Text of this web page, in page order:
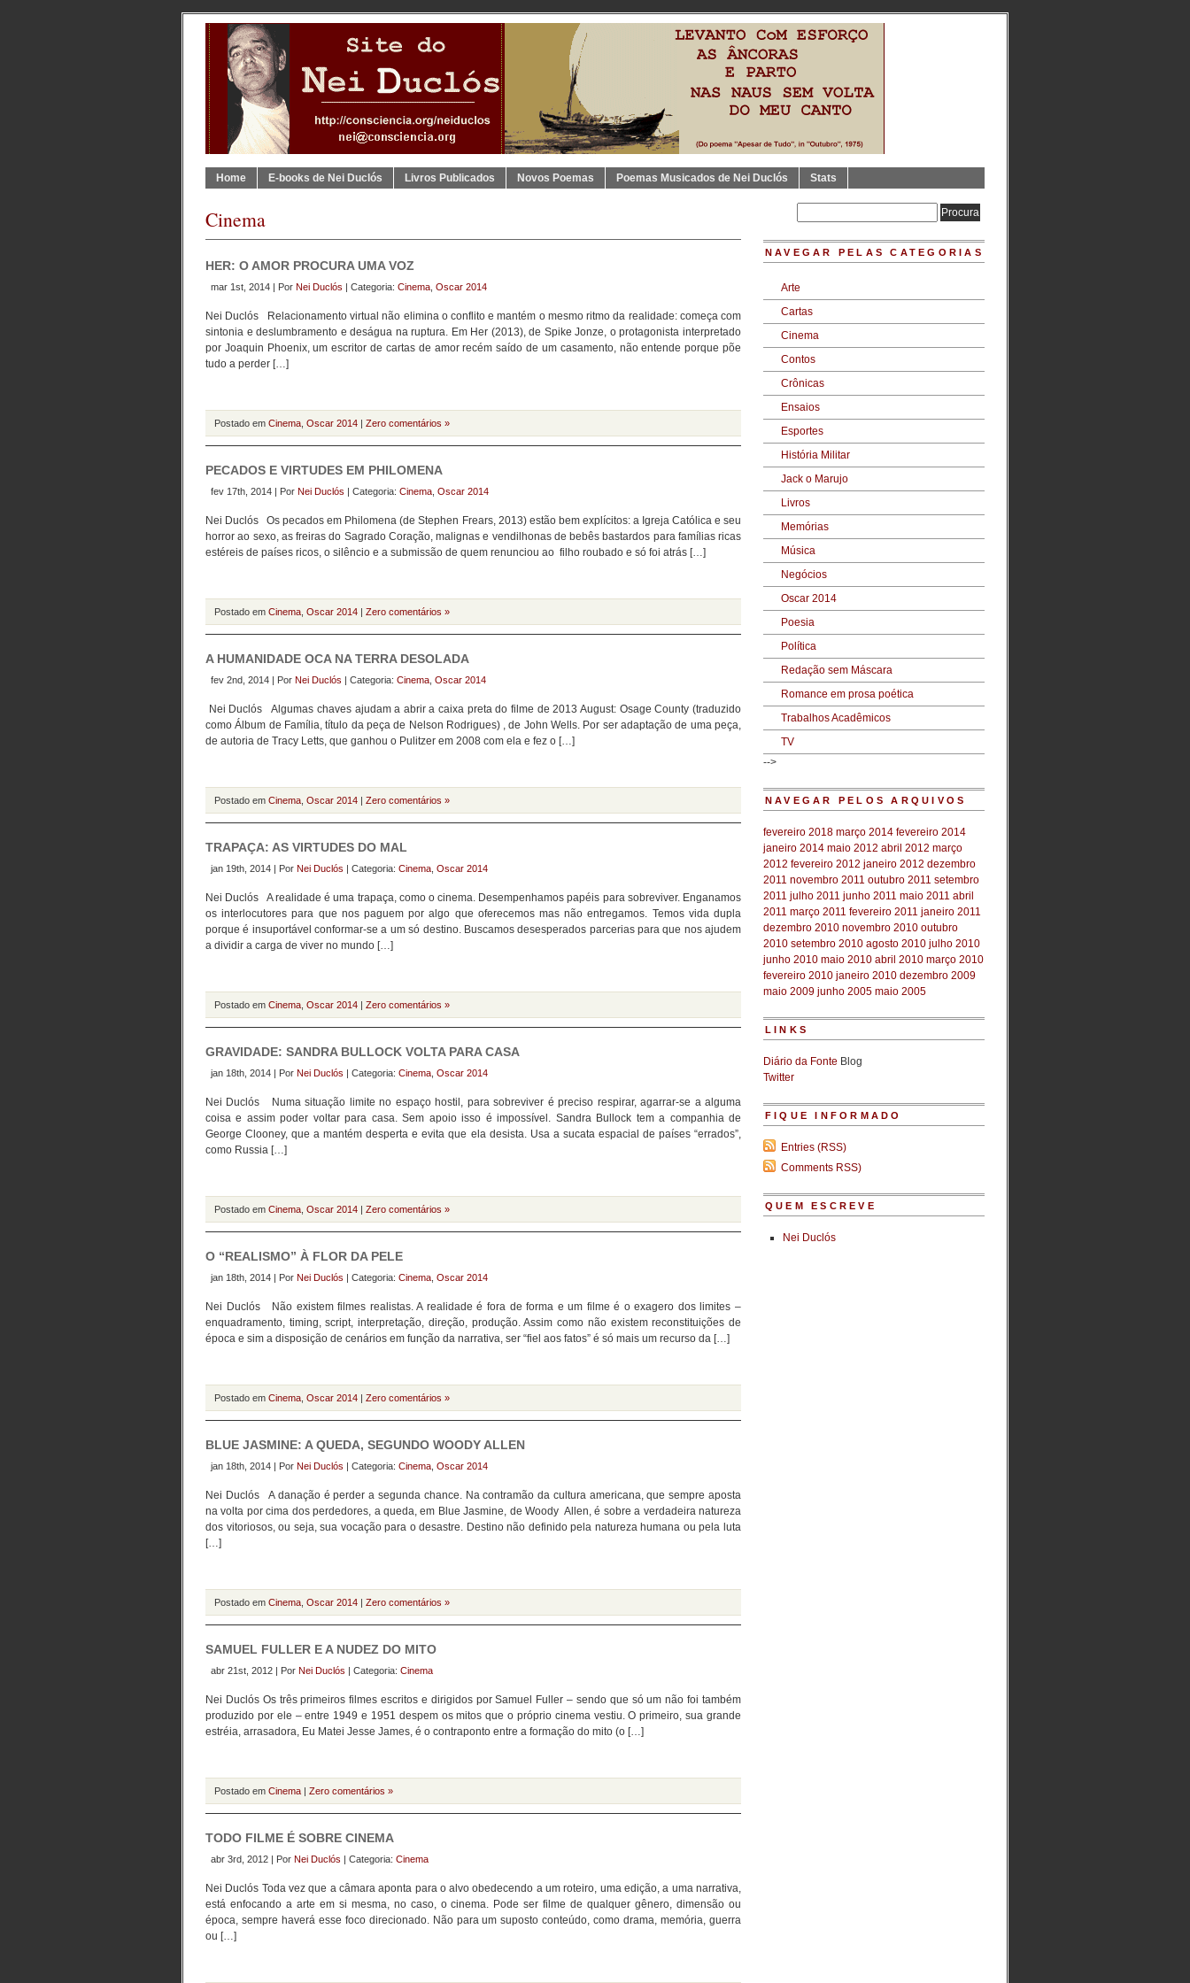
Home E-books de Nei Duclós Livros Publicados Novos Poemas Poemas Musicados de Nei Duclós Stats
Cinema
HER: O AMOR PROCURA UMA VOZ
mar 1st, 2014 | Por Nei Duclós | Categoria: Cinema Oscar 2014
Nei Duclós Relacionamento virtual não elimina o conflito e mantém o mesmo ritmo da realidade: começa com
sintonia e deslumbramento e deságua na ruptura. Em Her (2013), de Spike Jonze, o protagonista interpretado
por Joaquin Phoenix, um escritor de cartas de amor recém saído de um casamento, não entende porque põe
tudo a perder […]
Postado em Cinema Oscar 2014 | Zero comentários »
PECADOS E VIRTUDES EM PHILOMENA
fev 17th, 2014 | Por Nei Duclós | Categoria: Cinema Oscar 2014
Nei Duclós Os pecados em Philomena (de Stephen Frears, 2013) estão bem explícitos: a Igreja Católica e seu
horror ao sexo, as freiras do Sagrado Coração, malignas e vendilhonas de bebês bastardos para famílias ricas
estéreis de países ricos, o silêncio e a submissão de quem renunciou ao filho roubado e só foi atrás […]
Postado em Cinema Oscar 2014 | Zero comentários »
A HUMANIDADE OCA NA TERRA DESOLADA
fev 2nd, 2014 | Por Nei Duclós | Categoria: Cinema Oscar 2014
Nei Duclós Algumas chaves ajudam a abrir a caixa preta do filme de 2013 August: Osage County (traduzido
como Álbum de Família, título da peça de Nelson Rodrigues) , de John Wells. Por ser adaptação de uma peça,
de autoria de Tracy Letts, que ganhou o Pulitzer em 2008 com ela e fez o […]
Postado em Cinema Oscar 2014 | Zero comentários »
TRAPAÇA: AS VIRTUDES DO MAL
jan 19th, 2014 | Por Nei Duclós | Categoria: Cinema Oscar 2014
Nei Duclós A realidade é uma trapaça, como o cinema. Desempenhamos papéis para sobreviver. Enganamos
os interlocutores para que nos paguem por algo que oferecemos mas não entregamos. Temos vida dupla
porque é insuportável conformar-se a um só destino. Buscamos desesperados parcerias para que nos ajudem
a dividir a carga de viver no mundo […]
Postado em Cinema Oscar 2014 | Zero comentários »
GRAVIDADE: SANDRA BULLOCK VOLTA PARA CASA
jan 18th, 2014 | Por Nei Duclós | Categoria: Cinema Oscar 2014
Nei Duclós Numa situação limite no espaço hostil, para sobreviver é preciso respirar, agarrar-se a alguma
coisa e assim poder voltar para casa. Sem apoio isso é impossível. Sandra Bullock tem a companhia de
George Clooney, que a mantém desperta e evita que ela desista. Usa a sucata espacial de países “errados”,
como Russia […]
Postado em Cinema Oscar 2014 | Zero comentários »
O “REALISMO” À FLOR DA PELE
jan 18th, 2014 | Por Nei Duclós | Categoria: Cinema Oscar 2014
Nei Duclós Não existem filmes realistas. A realidade é fora de forma e um filme é o exagero dos limites –
enquadramento, timing, script, interpretação, direção, produção. Assim como não existem reconstituições de
época e sim a disposição de cenários em função da narrativa, ser “fiel aos fatos” é só mais um recurso da […]
Postado em Cinema Oscar 2014 | Zero comentários »
BLUE JASMINE: A QUEDA, SEGUNDO WOODY ALLEN
jan 18th, 2014 | Por Nei Duclós | Categoria: Cinema Oscar 2014
Nei Duclós A danação é perder a segunda chance. Na contramão da cultura americana, que sempre aposta
na volta por cima dos perdedores, a queda, em Blue Jasmine, de Woody Allen, é sobre a verdadeira natureza
dos vitoriosos, ou seja, sua vocação para o desastre. Destino não definido pela natureza humana ou pela luta
[…]
Postado em Cinema Oscar 2014 | Zero comentários »
SAMUEL FULLER E A NUDEZ DO MITO
abr 21st, 2012 | Por Nei Duclós | Categoria: Cinema
Nei Duclós Os três primeiros filmes escritos e dirigidos por Samuel Fuller – sendo que só um não foi também
produzido por ele – entre 1949 e 1951 despem os mitos que o próprio cinema vestiu. O primeiro, sua grande
estréia, arrasadora, Eu Matei Jesse James, é o contraponto entre a formação do mito (o […]
Postado em Cinema | Zero comentários »
TODO FILME É SOBRE CINEMA
abr 3rd, 2012 | Por Nei Duclós | Categoria: Cinema
Nei Duclós Toda vez que a câmara aponta para o alvo obedecendo a um roteiro, uma edição, a uma narrativa,
está enfocando a arte em si mesma, no caso, o cinema. Pode ser filme de qualquer gênero, dimensão ou
época, sempre haverá esse foco direcionado. Não para um suposto conteúdo, como drama, memória, guerra
ou […]
NAVEGAR PELAS CATEGORIAS
Arte
Cartas
Cinema
Contos
Crônicas
Ensaios
Esportes
História Militar
Jack o Marujo
Livros
Memórias
Música
Negócios
Oscar 2014
Poesia
Política
Redação sem Máscara
Romance em prosa poética
Trabalhos Acadêmicos
TV
-->
NAVEGAR PELOS ARQUIVOS
fevereiro 2018 março 2014 fevereiro 2014
janeiro 2014 maio 2012 abril 2012 março
2012 fevereiro 2012 janeiro 2012 dezembro
2011 novembro 2011 outubro 2011 setembro
2011 julho 2011 junho 2011 maio 2011 abril
2011 março 2011 fevereiro 2011 janeiro 2011
dezembro 2010 novembro 2010 outubro
2010 setembro 2010 agosto 2010 julho 2010
junho 2010 maio 2010 abril 2010 março 2010
fevereiro 2010 janeiro 2010 dezembro 2009
maio 2009 junho 2005 maio 2005
LINKS
Diário da Fonte Blog
Twitter
FIQUE INFORMADO
Entries (RSS)
Comments RSS)
QUEM ESCREVE
Nei Duclós